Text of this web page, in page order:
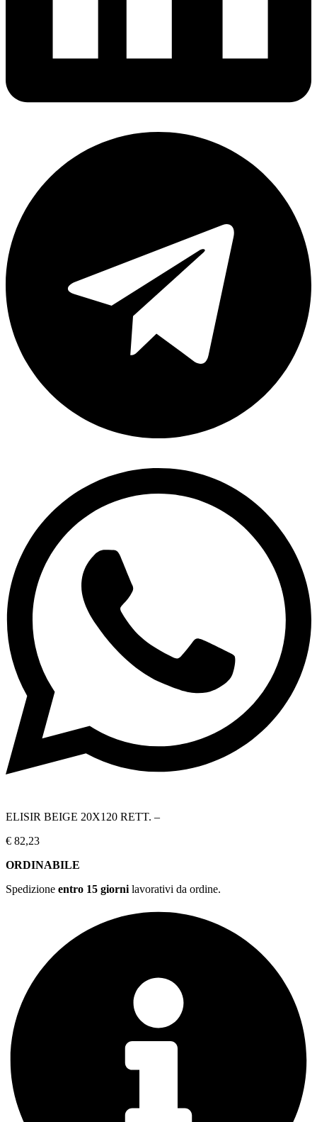
ELISIR BEIGE 20X120 RETT. –
€ 82,23
ORDINABILE
Spedizione entro 15 giorni lavorativi da ordine.